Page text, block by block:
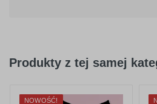
Produkty z tej samej
NOWOŚĆ!